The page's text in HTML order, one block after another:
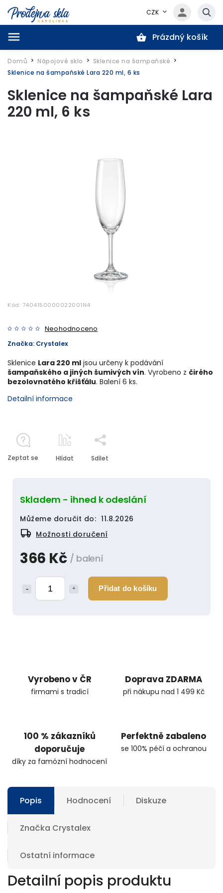
CZK
Prázdný košík
Domů / Nápojové sklo / Sklenice na šampaňské /
Sklenice na šampaňské Lara 220 ml, 6 ks
Sklenice na šampaňské Lara
220 ml, 6 ks
Kód: 7404150000022001N4
Neohodnoceno
Značka: Crystalex
366 Kč / balení
Přidat do košíku
Skladem - ihned k odeslání
Můžeme doručit do: 11.8.2026
Možnosti doručení
Sklenice Lara 220 ml jsou určeny k podávání
šampaňského a jiných šumivých vín. Vyrobeno z čirého
bezolovnatého křišťálu. Balení 6 ks.
Detailní informace
Zeptat se Hlídat Sdílet
Vyrobeno v ČR
firmami s tradicí
Doprava ZDARMA
při nákupu nad 1 499 Kč
100 % zákazníků
doporučuje
díky za famózní hodnocení
Perfektně zabaleno
se 100% péčí a ochranou
Popis Hodnocení Diskuze
Značka Crystalex
Ostatní informace
Detailní popis produktu